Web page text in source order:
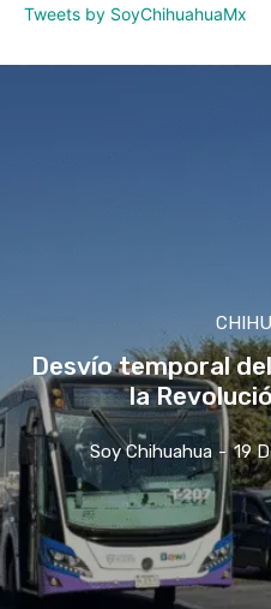
Tweets by SoyChihuahuaMx
Desvío temporal
la
Soy Chihuahua - 19